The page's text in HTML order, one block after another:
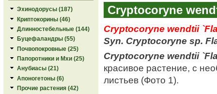
Эхинодорусы (187)
Криптокорины (46)
Длинностебельные (144)
Буцефаландры (55)
Почвопокровные (25)
Папоротники и Мхи (25)
Анубиасы (21)
Апоногетоны (6)
Прочие растения (42)
Cryptocoryne
Cryptocoryne wendtii
Syn. Cryptocoryne sp.
Cryptocoryne wendtii
красивое растение, с
листьев (Фото 1).